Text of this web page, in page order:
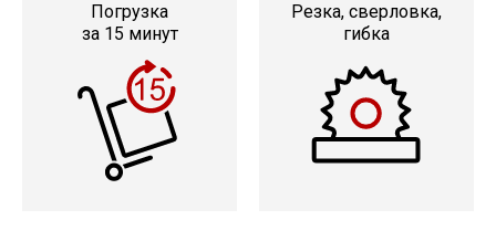
Погрузка
за 15 минут
Резка, сверловка,
гибка